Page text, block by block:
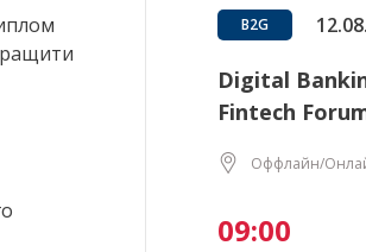
B2G
Digital
Fintech
Оффлайн/
09:00